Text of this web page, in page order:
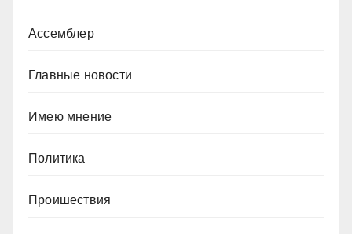
Ассемблер
Главные новости
Имею мнение
Политика
Проишествия